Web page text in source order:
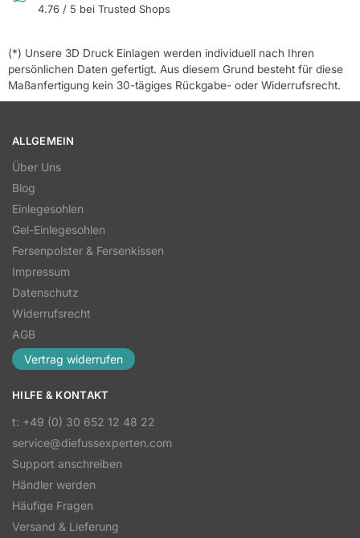
4.76 / 5 bei Trusted Shops
(*) Unsere 3D Druck Einlagen werden individuell nach Ihren
persönlichen Daten gefertigt. Aus diesem Grund besteht für diese
Maßanfertigung kein 30-tägiges Rückgabe- oder Widerrufsrecht.
ALLGEMEIN
Über Uns
Blog
Einlegesohlen
Gel-Einlegesohlen
Fersenpolster & Fersenkissen
Impressum
Datenschutz
Widerrufsrecht
AGB
Vertrag widerrufen
HILFE & KONTAKT
t: +49 (0) 30 652 12 48 22
service@diefussexperten.com
Support anschreiben
Händler werden
Häufige Fragen
Versand & Lieferung